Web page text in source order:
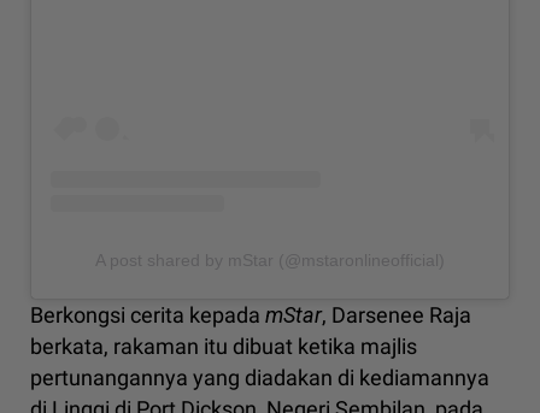
A post shared by mStar (@mstaronlineofficial)
Berkongsi cerita kepada mStar, Darsenee Raja
berkata, rakaman itu dibuat ketika majlis
pertunangannya yang diadakan di kediamannya